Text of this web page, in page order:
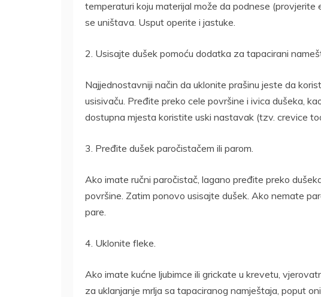
temperaturi koju materijal može da podnese
se uništava. Usput operite i jastuke.
2. Usisajte dušek pomoću dodatka za tapacirani
Najjednostavniji način da uklonite prašinu jeste da
usisivaču. Pređite preko cele površine i ivica dušeka,
dostupna mjesta koristite uski nastavak (tzv. crevice
3. Pređite dušek paročistačem ili parom.
Ako imate ručni paročistač, lagano pređite preko
površine. Zatim ponovo usisajte dušek. Ako nemate
pare.
4. Uklonite fleke.
Ako imate kućne ljubimce ili grickate u krevetu,
za uklanjanje mrlja sa tapaciranog namještaja, poput